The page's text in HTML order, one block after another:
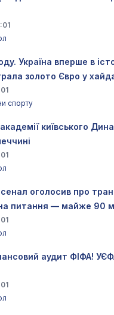
Україна вперше в
золото Євро у
спорту
київського
оголосив про
питання — майже 90
аудит ФІФА!